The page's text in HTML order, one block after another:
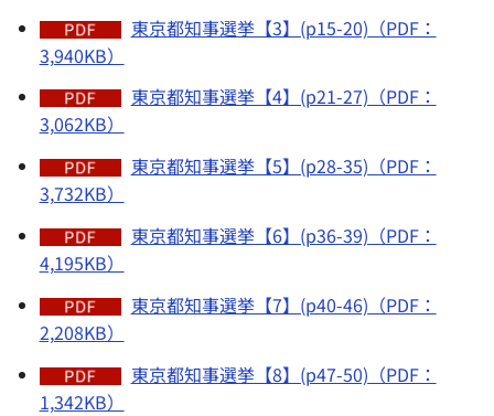
東京都知事選挙【3】(p15-20)（PDF：
3,940KB）
東京都知事選挙【4】(p21-27)（PDF：
3,062KB）
東京都知事選挙【5】(p28-35)（PDF：
3,732KB）
東京都知事選挙【6】(p36-39)（PDF：
4,195KB）
東京都知事選挙【7】(p40-46)（PDF：
2,208KB）
東京都知事選挙【8】(p47-50)（PDF：
1,342KB）